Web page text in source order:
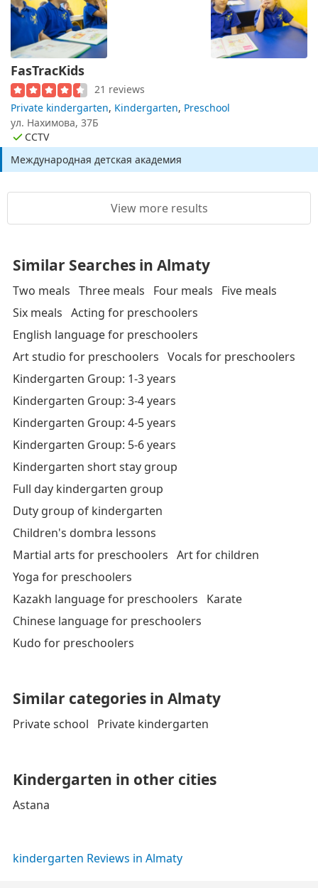
FasTracKids
21 reviews
Private kindergarten, Kindergarten, Preschool
ул. Нахимова, 37Б
CCTV
Международная детская академия
View more results
Similar Searches in Almaty
Two meals Three meals Four meals
Five meals
Six meals Acting for preschoolers
English language for preschoolers
Art studio for preschoolers Vocals for preschoolers
Kindergarten Group: 1-3 years
Kindergarten Group: 3-4 years
Kindergarten Group: 4-5 years
Kindergarten Group: 5-6 years
Kindergarten short stay group
Full day kindergarten group
Duty group of kindergarten
Children's dombra lessons
Martial arts for preschoolers Art for children
Yoga for preschoolers
Kazakh language for preschoolers
Karate
Chinese language for preschoolers
Kudo for preschoolers
Similar categories in Almaty
Private school Private kindergarten
Kindergarten in other cities
Astana
kindergarten Reviews in Almaty